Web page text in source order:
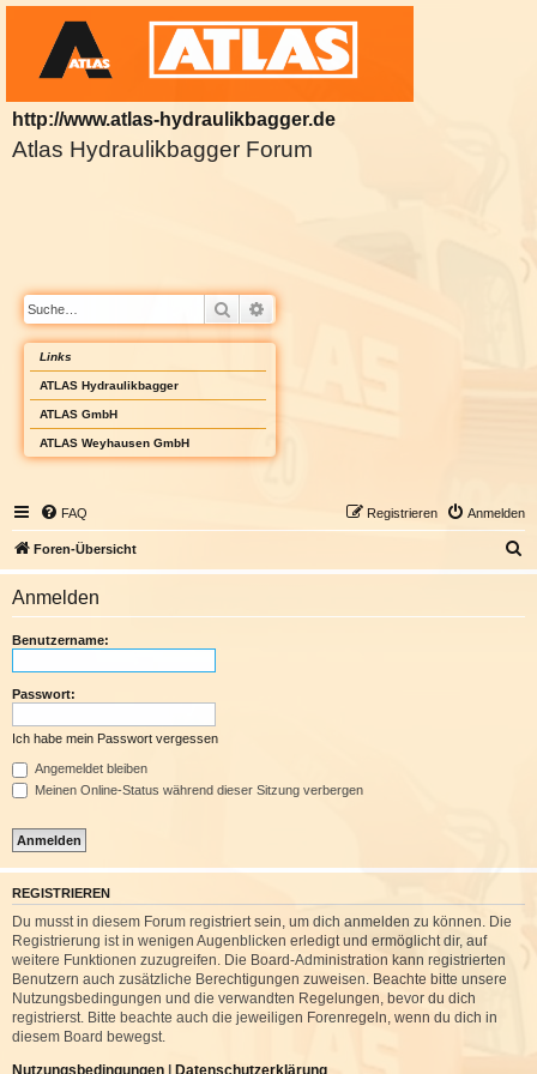
http://www.atlas-hydraulikbagger.de
Atlas Hydraulikbagger Forum
Suche
Links
ATLAS Hydraulikbagger
ATLAS GmbH
ATLAS Weyhausen GmbH
FAQ Anmelden
Registrieren
Foren-Übersicht
u
Anmelden
Benutzername:
Passwort:
Ich habe mein Passwort vergessen
Angemeldet bleiben
Meinen Online-Status während dieser Sitzung verbergen
REGISTRIEREN
Du musst in diesem Forum registriert sein, um dich anmelden zu können. Die
Registrierung ist in wenigen Augenblicken erledigt und ermöglicht dir, auf
weitere Funktionen zuzugreifen. Die Board-Administration kann registrierten
Benutzern auch zusätzliche Berechtigungen zuweisen. Beachte bitte unsere
Nutzungsbedingungen und die verwandten Regelungen, bevor du dich
registrierst. Bitte beachte auch die jeweiligen Forenregeln, wenn du dich in
diesem Board bewegst.
Nutzungsbedingungen | Datenschutzerklärung